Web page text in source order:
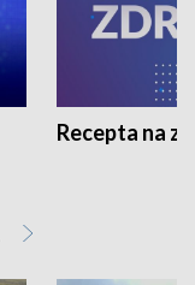
Recepta na